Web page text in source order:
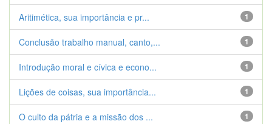
1
Aritimética, sua importância e pr...
1
Conclusão trabalho manual, canto,...
1
Introdução moral e cívica e econo...
1
Lições de coisas, sua importância...
1
O culto da pátria e a missão dos ...